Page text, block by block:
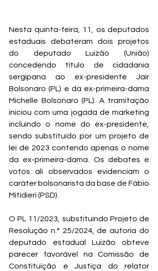
Nesta quinta-feira, 11, os deputados
estaduais debateram dois projetos
do deputado Luizão (União)
concedendo título de cidadania
sergipana ao ex-presidente Jair
Bolsonaro (PL) e da ex-primeira-dama
Michelle Bolsonaro (PL). A tramitação
iniciou com uma jogada de marketing
incluindo o nome do ex-presidente,
sendo substituído por um projeto de
lei de 2023 contendo apenas o nome
da ex-primeira-dama. Os debates e
votos ali observados evidenciam o
caráter bolsonarista da base de Fábio
Mitidieri (PSD).
O PL 11/2023, substituindo Projeto de
Resolução n.° 25/2024, de autoria do
deputado estadual Luizão obteve
parecer favorável na Comissão de
Constituição e Justiça do relator